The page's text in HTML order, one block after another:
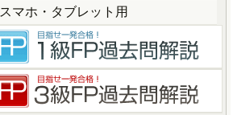
スマホ・タブレット用